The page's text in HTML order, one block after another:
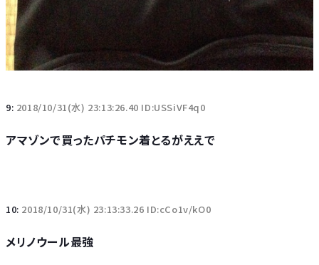
9: 2018/10/31(水) 23:13:26.40 ID:USSiVF4q0
アマゾンで買ったパチモン着とるがええで
10: 2018/10/31(水) 23:13:33.26 ID:cCo1v/kO0
メリノウール最強